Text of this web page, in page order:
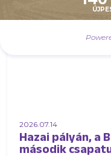
2026.07.14
Hazai pályán, a
második